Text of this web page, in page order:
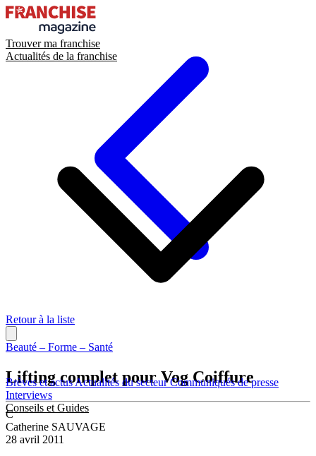
Trouver ma franchise
Actualités de la franchise
Brèves et actusActualités du secteurCommuniqués de presse
Interviews
Conseils et Guides
Retour à la liste
Beauté – Forme – Santé
Lifting complet pour Vog Coiffure
C
Catherine SAUVAGE
28 avril 2011